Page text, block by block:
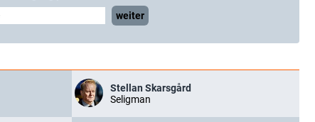
weiter
Stellan Skarsgård
Seligman